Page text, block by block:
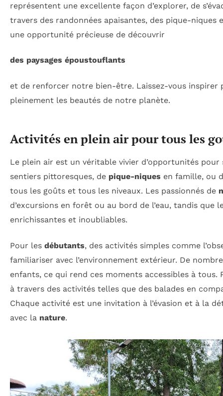
représentent une excellente façon d’explorer, de
travers des randonnées apaisantes, des pique-
une opportunité précieuse de découvrir
des paysages époustouflants
et de renforcer notre bien-être. Laissez-vous
pleinement les beautés de notre planète.
Activités en plein air pour tous les
Le plein air est un véritable vivier d’opportunités
sentiers pittoresques, de pique-niques en famille, ou
tous les goûts et tous les niveaux. Les passionnés de
d’excursions en forêt ou au bord de l’eau, tandis
enrichissantes et inoubliables.
Pour les débutants, des activités simples comme
familiariser avec l’environnement extérieur. De
enfants, ce qui rend ces moments accessibles à
à travers des activités telles que des balades en
Chaque activité est une invitation à l’évasion et à la
avec la nature.